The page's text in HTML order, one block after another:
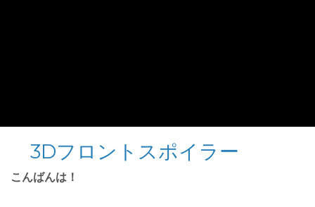
3Dフロントスポイラー
こんばんは！